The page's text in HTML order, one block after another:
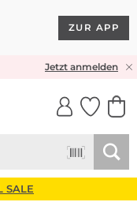
ZUR APP
Jetzt anmelden
SALE